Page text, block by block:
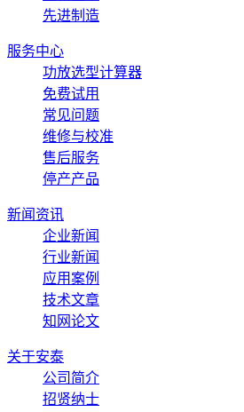
先进制造
服务中心
功放选型计算器
免费试用
常见问题
维修与校准
售后服务
停产产品
新闻资讯
企业新闻
行业新闻
应用案例
技术文章
知网论文
关于安泰
公司简介
招贤纳士